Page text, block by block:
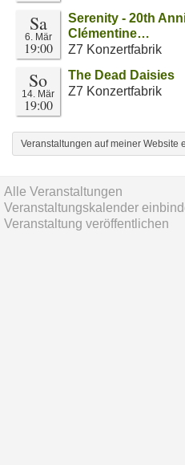
Sa
6. Mär
19:00
Serenity - 20th
Clémentine…
Z7 Konzertfabrik
So
14. Mär
19:00
The Dead Daisies
Z7 Konzertfabrik
Veranstaltungen auf meiner Website
Alle Veranstaltungen
Veranstaltungskalender
Veranstaltung veröffentlichen